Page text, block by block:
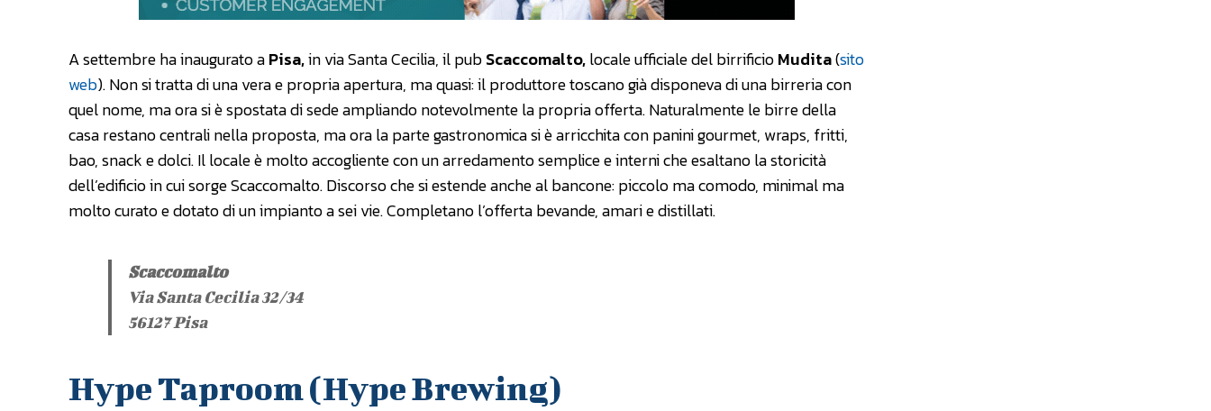
A settembre ha inaugurato aPisa,in via Santa Cecilia, il pubScaccomalto,locale ufficiale del birrificioMudita(sito
web). Non si tratta di una vera e propria apertura, ma quasi: il produttore toscano già disponeva di una birreria con
quel nome, ma ora si è spostata di sede ampliando notevolmente la propria offerta. Naturalmente le birre della
casa restano centrali nella proposta, ma ora la parte gastronomica si è arricchita con panini gourmet, wraps, fritti,
bao, snack e dolci. Il locale è molto accogliente con un arredamento semplice e interni che esaltano la storicità
dell’edificio in cui sorge Scaccomalto. Discorso che si estende anche al bancone: piccolo ma comodo, minimal ma
molto curato e dotato di un impianto a sei vie. Completano l’offerta bevande, amari e distillati.
Scaccomalto
Via Santa Cecilia 32/34
56127 Pisa
Hype Taproom (Hype Brewing)